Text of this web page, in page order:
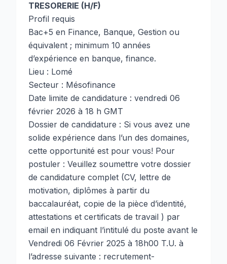
TRESORERIE (H/F)
Profil requis
Bac+5 en Finance, Banque, Gestion ou
équivalent ; minimum 10 années
d’expérience en banque, finance.
Lieu : Lomé
Secteur : Mésofinance
Date limite de candidature : vendredi 06
février 2026 à 18 h GMT
Dossier de candidature : Si vous avez une
solide expérience dans l’un des domaines,
cette opportunité est pour vous! Pour
postuler : Veuillez soumettre votre dossier
de candidature complet (CV, lettre de
motivation, diplômes à partir du
baccalauréat, copie de la pièce d’identité,
attestations et certificats de travail ) par
email en indiquant l’intitulé du poste avant le
Vendredi 06 Février 2025 à 18h00 T.U. à
l’adresse suivante : recrutement-